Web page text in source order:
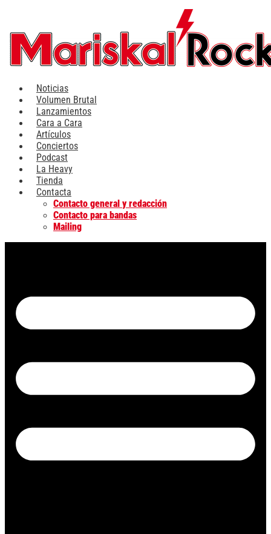
contenido
Noticias
Volumen Brutal
Lanzamientos
Cara a Cara
Artículos
Conciertos
Podcast
La Heavy
Tienda
Contacta
Contacto general y redacción
Contacto para bandas
Mailing